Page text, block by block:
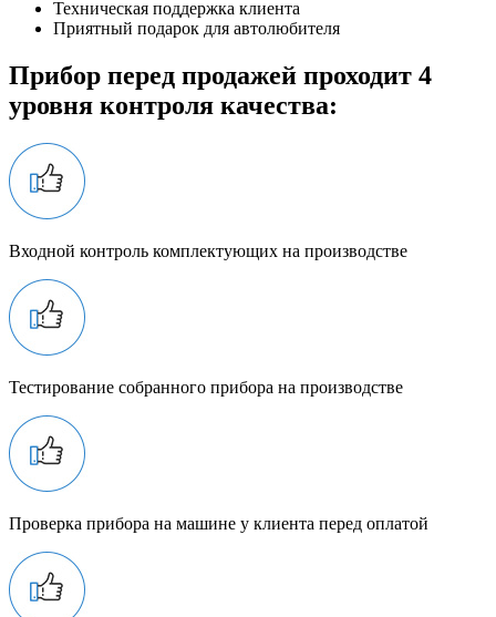
Техническая поддержка клиента
Приятный подарок для автолюбителя
Прибор перед продажей проходит 4
уровня контроля качества:
Входной контроль комплектующих на производстве
Тестирование собранного прибора на производстве
Проверка прибора на машине у клиента перед оплатой